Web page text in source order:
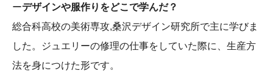
ーデザインや服作りをどこで学んだ？
総合科高校の美術専攻,桑沢デザイン研究所で主に学びま
した。ジュエリーの修理の仕事をしていた際に、生産方
法を身につけた形です。